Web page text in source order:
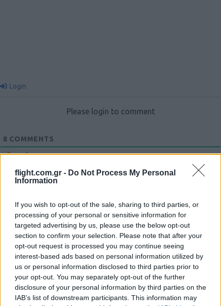
flight.com.gr - Do Not Process My Personal
Information
If you wish to opt-out of the sale, sharing to third parties, or
processing of your personal or sensitive information for
targeted advertising by us, please use the below opt-out
section to confirm your selection. Please note that after your
opt-out request is processed you may continue seeing
interest-based ads based on personal information utilized by
us or personal information disclosed to third parties prior to
your opt-out. You may separately opt-out of the further
disclosure of your personal information by third parties on the
IAB’s list of downstream participants. This information may
Login
Please login to comment
8 COMMENTS
Oldest
Δεν γνωριζω σε τι λειτουργικη κατασταση βρισκονται τα
αεροσκαφη οι πυραυλοι και οι δεξαμενες αλλα οπτικα φαινονται
παρατειμενα στην τυχη τους εδω και χρονια. Πραγματικα δεν
εχω δει σε χειροτερη κατασταση κανενα αεροσκαφος καμιας
αεροποριας. Μονο grafiti δεν εχει πανω του. Μου κανει εντυπωση
που ειρωνευομαστε που τα τουρκικα ηταν καλοβαμμενα και
συμπερεναμε με καποιο τροπο οτι το κανουν για ξεκαρφωμα.